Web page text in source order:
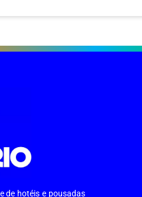
de hotéis e pousadas